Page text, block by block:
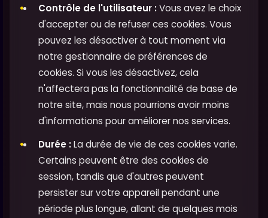
Contrôle de l'utilisateur :Vous avez le choix
d'accepter ou de refuser ces cookies. Vous
pouvez les désactiver à tout moment via
notre gestionnaire de préférences de
cookies. Si vous les désactivez, cela
n'affectera pas la fonctionnalité de base de
notre site, mais nous pourrions avoir moins
d'informations pour améliorer nos services.
Durée :La durée de vie de ces cookies varie.
Certains peuvent être des cookies de
session, tandis que d'autres peuvent
persister sur votre appareil pendant une
période plus longue, allant de quelques mois